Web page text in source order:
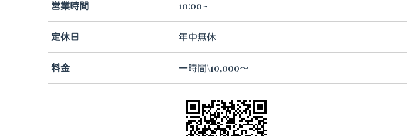
営業時間 10:00~
定休日 年中無休
料金 一時間\10,000～